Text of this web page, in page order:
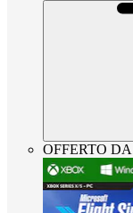
OFFERTO